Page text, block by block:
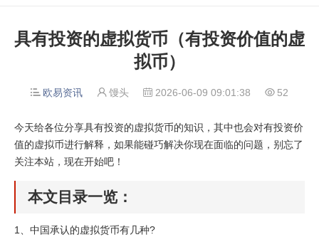
具有投资的虚拟货币（有投资价值的虚
拟币）
 欧易资讯  馒头  2026-06-09 09:01:38  52
今天给各位分享具有投资的虚拟货币的知识，其中也会对有投资价
值的虚拟币进行解释，如果能碰巧解决你现在面临的问题，别忘了
关注本站，现在开始吧！
本文目录一览：
1、 中国承认的虚拟货币有几种?